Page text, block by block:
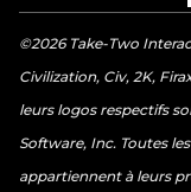
©2026 Take-Two
Civilization, Civ, 2K,
leurs logos respectifs
Software, Inc. Toutes
appartiennent à leurs